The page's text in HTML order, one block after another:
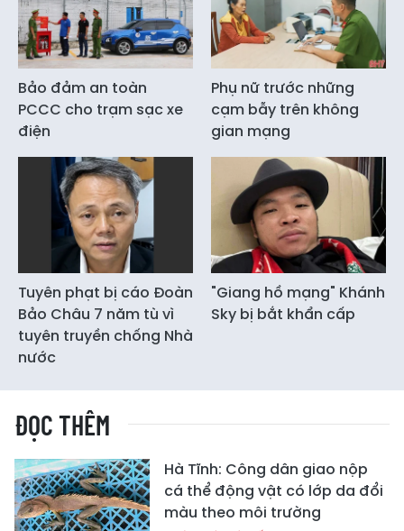
Bảo đảm an toàn
PCCC cho trạm sạc xe
điện
Phụ nữ trước những
cạm bẫy trên không
gian mạng
Tuyên phạt bị cáo Đoàn
Bảo Châu 7 năm tù vì
tuyên truyền chống Nhà
nước
"Giang hồ mạng" Khánh
Sky bị bắt khẩn cấp
ĐỌC THÊM
Hà Tĩnh: Công dân giao nộp
cá thể động vật có lớp da đổi
màu theo môi trường